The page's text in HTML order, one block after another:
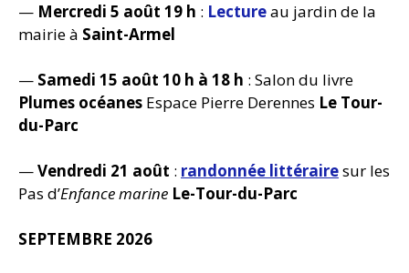
— Mercredi 5 août 19 h : Lectureau jardin de la
mairie à Saint-Armel
— Samedi 15 août 10 h à 18 h : Salon du livre
Plumes océanes Espace Pierre Derennes Le Tour-
du-Parc
—Vendredi 21 août : randonnée littérairesur les
Pas d’Enfance marine Le-Tour-du-Parc
SEPTEMBRE 2026